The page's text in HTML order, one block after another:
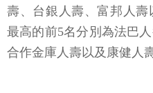
壽、台銀人壽、富邦人
最高的前5名分別為法巴
合作金庫人壽以及康健人壽